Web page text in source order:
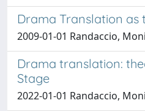
Drama Translation
2009-01-01 Randaccio,
Drama translation:
Stage
2022-01-01 Randaccio,